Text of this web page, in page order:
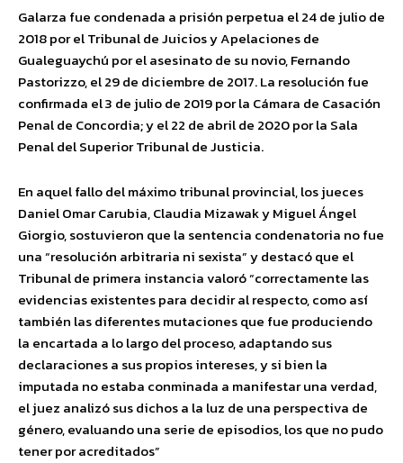
Galarza fue condenada a prisión perpetua el 24 de julio de
2018 por el Tribunal de Juicios y Apelaciones de
Gualeguaychú por el asesinato de su novio, Fernando
Pastorizzo, el 29 de diciembre de 2017. La resolución fue
confirmada el 3 de julio de 2019 por la Cámara de Casación
Penal de Concordia; y el 22 de abril de 2020 por la Sala
Penal del Superior Tribunal de Justicia.
En aquel fallo del máximo tribunal provincial, los jueces
Daniel Omar Carubia, Claudia Mizawak y Miguel Ángel
Giorgio, sostuvieron que la sentencia condenatoria no fue
una “resolución arbitraria ni sexista” y destacó que el
Tribunal de primera instancia valoró “correctamente las
evidencias existentes para decidir al respecto, como así
también las diferentes mutaciones que fue produciendo
la encartada a lo largo del proceso, adaptando sus
declaraciones a sus propios intereses, y si bien la
imputada no estaba conminada a manifestar una verdad,
el juez analizó sus dichos a la luz de una perspectiva de
género, evaluando una serie de episodios, los que no pudo
tener por acreditados”